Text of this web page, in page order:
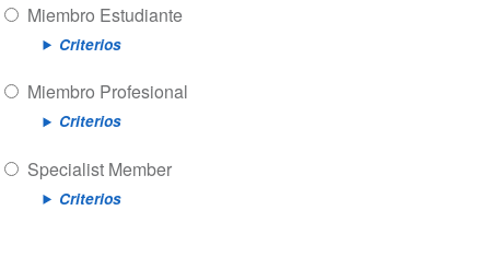
Miembro Estudiante
Criterios
Miembro Profesional
Criterios
Specialist Member
Criterios